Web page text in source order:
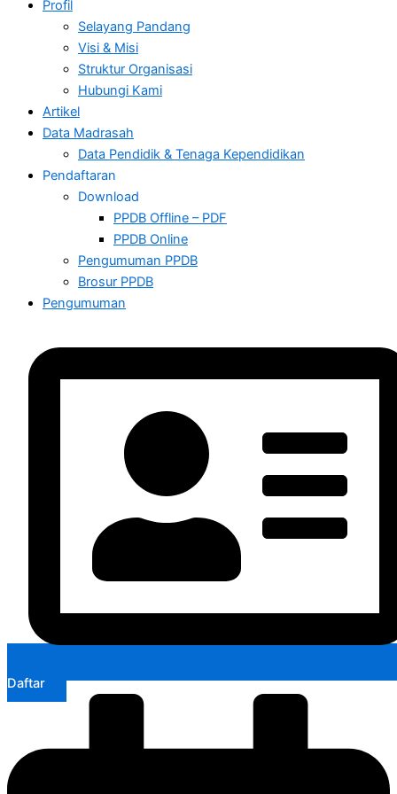
Profil
Selayang Pandang
Visi & Misi
Struktur Organisasi
Hubungi Kami
Artikel
Data Madrasah
Data Pendidik & Tenaga Kependidikan
Pendaftaran
Download
PPDB Offline – PDF
PPDB Online
Pengumuman PPDB
Brosur PPDB
Pengumuman
Daftar